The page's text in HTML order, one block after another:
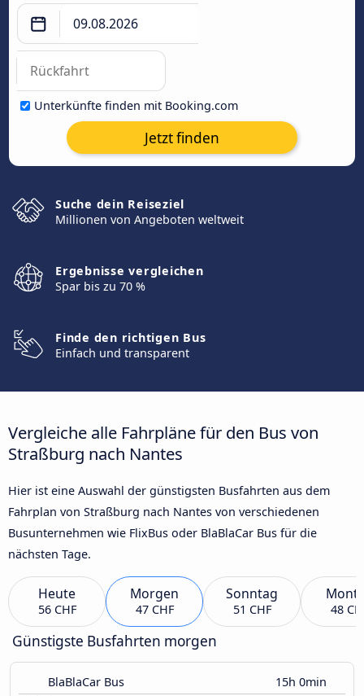
Unterkünfte finden mit Booking.com
Jetzt finden
Suche dein Reiseziel
Millionen von Angeboten weltweit
Ergebnisse vergleichen
Spar bis zu 70 %
Finde den richtigen Bus
Einfach und transparent
Vergleiche alle Fahrpläne für den Bus von
Straßburg nach Nantes
Hier ist eine Auswahl der günstigsten Busfahrten aus dem
Fahrplan von Straßburg nach Nantes von verschiedenen
Busunternehmen wie FlixBus oder BlaBlaCar Bus für die
nächsten Tage.
Heute
56 CHF
Morgen
47 CHF
Sonntag
51 CHF 48
Günstigste Busfahrten morgen
BlaBlaCar Bus 15h 0min